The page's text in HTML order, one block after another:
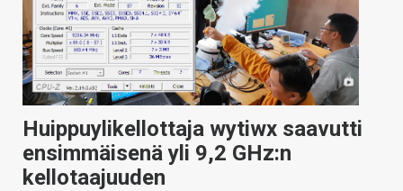
KAUPPA
VAIHDA TEEMA
HAKU
Huippuylikellottaja wytiwx saavutti
ensimmäisenä yli 9,2 GHz:n
kellotaajuuden